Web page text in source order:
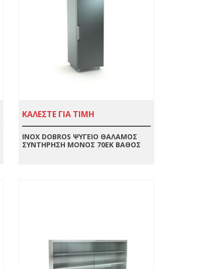
ΚΑΛΕΣΤΕ ΓΙΑ ΤΙΜΗ
INOX DOBROS ΨΥΓΕΙΟ ΘΑΛΑΜΟΣ
ΣΥΝΤΗΡΗΣΗ ΜΟΝΟΣ 70ΕΚ ΒΑΘΟΣ